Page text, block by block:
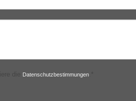
Datenschutzbestimmungen